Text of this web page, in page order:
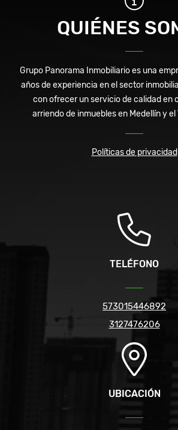
QUIÉNES
Grupo Panorama Inmobiliario es una
años de experiencia en el sector
con ofrecer un servicio de calidad en
arriendo de inmuebles en Medellín y el
Políticas de privacidad
TELÉFONO
573015446892
3127476206
UBICACIÓN